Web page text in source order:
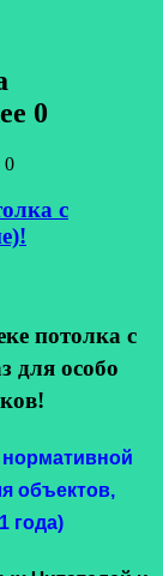
0
0
с
потолка с
для особо
объектов,
года)